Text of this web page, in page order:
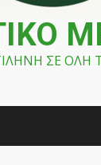
ΣΕ ΟΛΗ